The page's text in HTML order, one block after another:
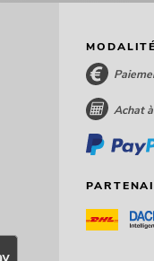
Achat